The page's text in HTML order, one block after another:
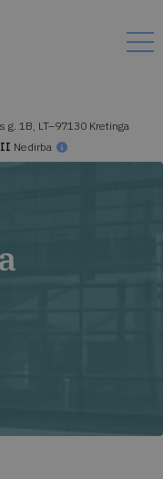
g. 1B, LT–97130 Kretinga
Nedirba